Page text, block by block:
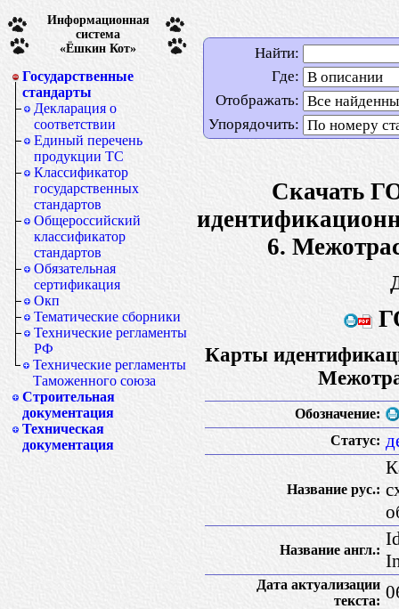
Информационная
система
«Ёшкин Кот»
Государственные
стандарты
Декларация о
соответствии
Единый перечень
продукции ТС
Классификатор
государственных
стандартов
Общероссийский
классификатор
стандартов
Обязательная
сертификация
Окп
Тематические сборники
Технические регламенты
РФ
Технические регламенты
Таможенного союза
Строительная
документация
Техническая
документация
Найти:
Где:
Отображать:
Упорядочить:
Скачать
6.
Карты
Обозначение:
Статус:
Название рус.:
Название англ.:
Дата актуализации
текста: